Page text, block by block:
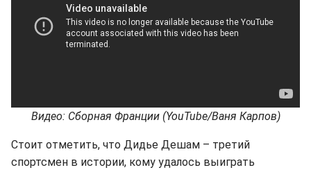
Видео: Сборная Франции (YouTube/Ваня Карпов)
Стоит отметить, что Дидье Дешам – третий
спортсмен в истории, кому удалось выиграть